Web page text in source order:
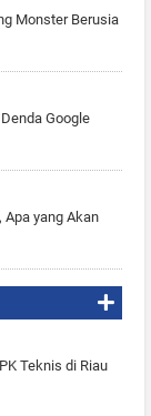
Monster Berusia
Google
Apa yang Akan
Teknis di Riau